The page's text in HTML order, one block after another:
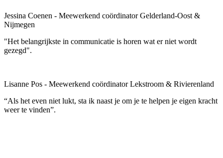
Jessina Coenen - Meewerkend coördinator Gelderland-Oost &
Nijmegen
"Het belangrijkste in communicatie is horen wat er niet wordt
gezegd".
Lisanne Pos - Meewerkend coördinator Lekstroom & Rivierenland
“Als het even niet lukt, sta ik naast je om je te helpen je eigen kracht
weer te vinden”.